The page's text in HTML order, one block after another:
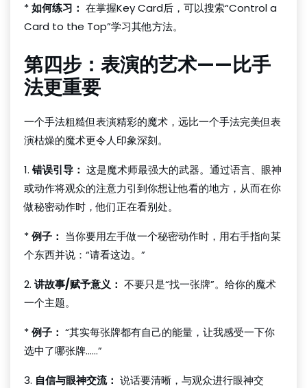
*如何练习： 在掌握Key Card后，可以搜索“Control a
Card to the Top”学习其他方法。
第四步：表演的艺术——比手
法更重要
一个手法粗糙但表演精彩的魔术，远比一个手法完美但表
演枯燥的魔术更令人印象深刻。
1. 错误引导： 这是魔术师最强大的武器。通过语言、眼神
或动作将观众的注意力引到你想让他看的地方，从而在你
做秘密动作时，他们正在看别处。
*例子： 当你要用左手做一个秘密动作时，用右手指向某
个东西并说：“请看这边。”
2. 讲故事/赋予意义： 不要只是“找一张牌”。给你的魔术
一个主题。
*例子： “其实每张牌都有自己的能量，让我感受一下你
选中了哪张牌……”
3. 自信与眼神交流： 说话要清晰，与观众进行眼神交